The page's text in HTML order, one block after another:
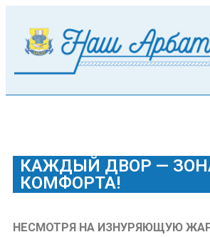
КАЖДЫЙ ДВОР —
КОМФОРТА!
НЕСМОТРЯ НА ИЗНУРЯЮЩУЮ